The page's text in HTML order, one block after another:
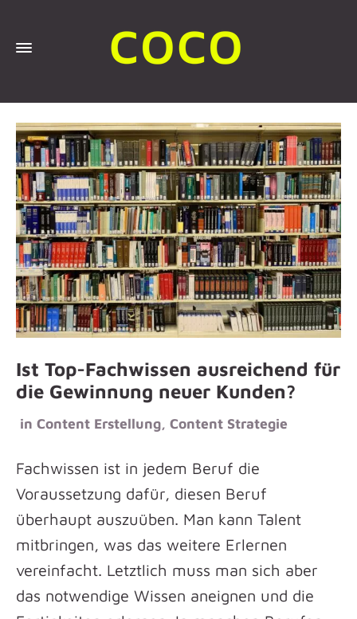
Ist Top-Fachwissen ausreichend für
die Gewinnung neuer Kunden?
in Content Erstellung, Content Strategie
Fachwissen ist in jedem Beruf die
Voraussetzung dafür, diesen Beruf
überhaupt auszuüben. Man kann Talent
mitbringen, was das weitere Erlernen
vereinfacht. Letztlich muss man sich aber
das notwendige Wissen aneignen und die